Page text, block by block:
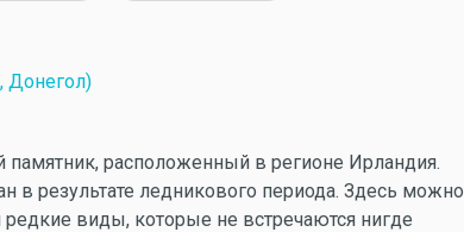
Донегол)
памятник, расположенный в регионе Ирландия.
результате ледникового периода. Здесь можно
виды, которые не встречаются нигде